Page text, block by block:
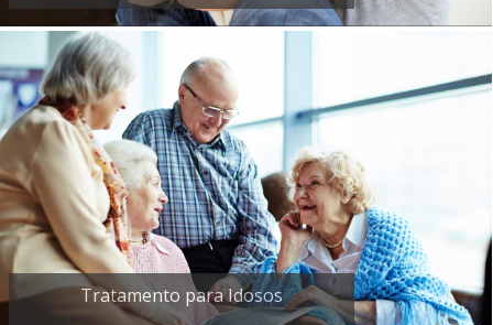
Tratamento para Idosos